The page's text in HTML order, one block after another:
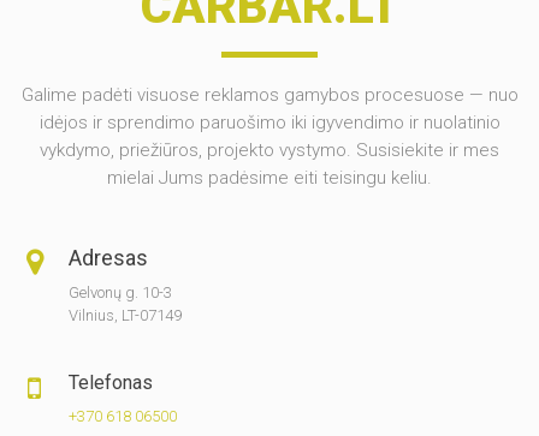
Galime padėti visuose reklamos gamybos procesuose — nuo
idėjos ir sprendimo paruošimo iki igyvendimo ir nuolatinio
vykdymo, priežiūros, projekto vystymo. Susisiekite ir mes
mielai Jums padėsime eiti teisingu keliu.
Adresas
Gelvonų g. 10-3
Vilnius, LT-07149
Telefonas
+370 618 06500